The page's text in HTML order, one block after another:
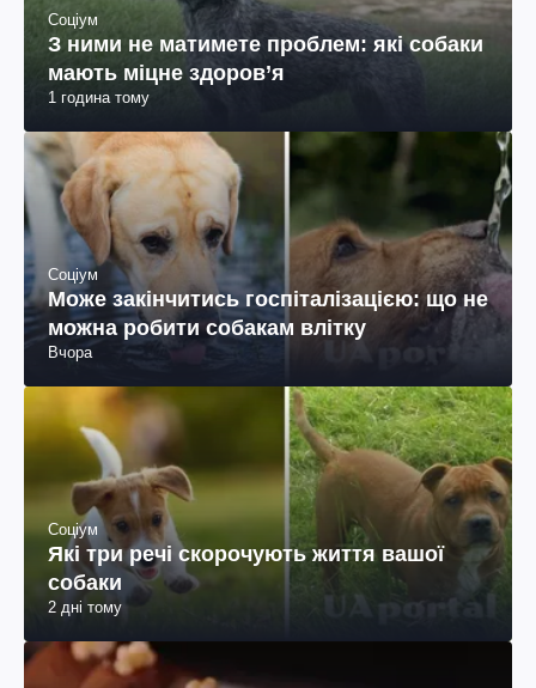
Соціум
З ними не матимете проблем: які собаки
мають міцне здоров’я
1 година тому
Соціум
Може закінчитись госпіталізацією: що не
можна робити собакам влітку
Вчора
Соціум
Які три речі скорочують життя вашої
собаки
2 дні тому